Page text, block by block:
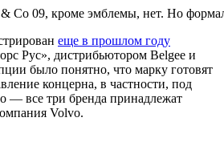
Co 09, кроме эмблемы, нет. Но
еще в прошлом году
Рус», дистрибьютором Belgee и
было понятно, что марку готовят
концерна, в частности, под
— все три бренда принадлежат
Volvo.